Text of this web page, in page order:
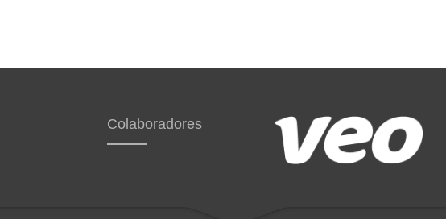
Colaboradores